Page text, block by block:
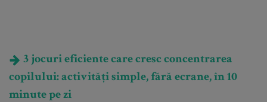
3 jocuri eficiente care cresc concentrarea
copilului: activități simple, fără ecrane, în 10
minute pe zi